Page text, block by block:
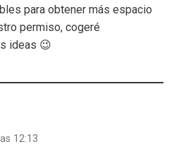
para obtener más espacio
permiso, cogeré
ideas 😉
12:13